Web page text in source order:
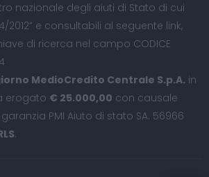
nazionale degli aiuti di Stato di cui
2012” e consultabili al seguente link,
di ricerca nel campo CODICE
MedioCredito Centrale S.p.A. in
erogato € 25.000,00 con causale
PMI Aiuto di stato SA. 56966
.